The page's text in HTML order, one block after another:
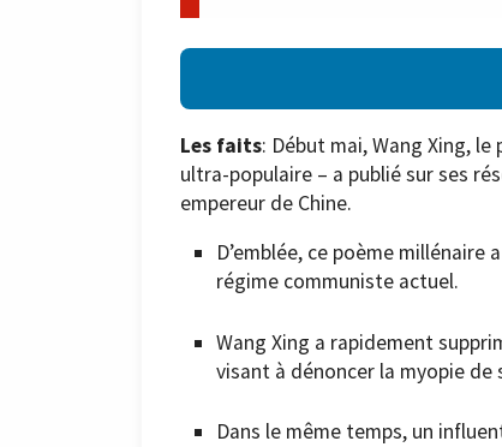
Les faits: Début mai, Wang Xing,
ultra-populaire – a publié sur ses
empereur de Chine.
D’emblée, ce poème millénaire
régime communiste actuel.
Wang Xing a rapidement
visant à dénoncer la myopie de
Dans le même temps, un